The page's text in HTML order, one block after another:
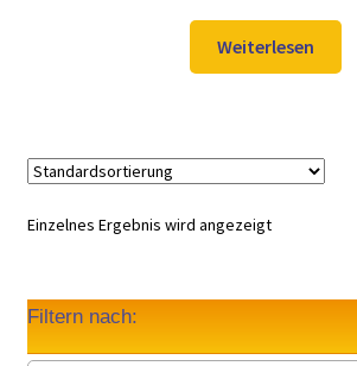
Preis
war:
86,98 €
Preis
ist:
69,97 €.
Weiterlesen
Einzelnes Ergebnis wird angezeigt
Filtern nach: